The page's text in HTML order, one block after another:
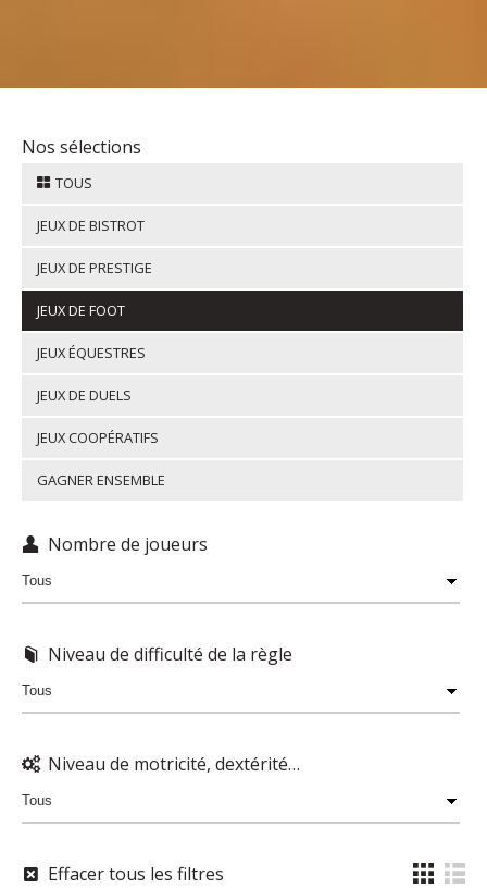
Nos sélections
TOUS
JEUX DE BISTROT
JEUX DE PRESTIGE
JEUX DE FOOT
JEUX ÉQUESTRES
JEUX DE DUELS
JEUX COOPÉRATIFS
GAGNER ENSEMBLE
Nombre de joueurs
Niveau de difficulté de la règle
Niveau de motricité, dextérité…
Effacer tous les filtres